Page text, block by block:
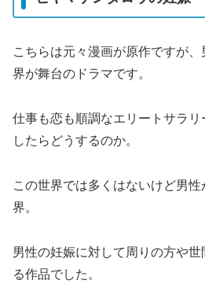
こちらは元々漫画が原作ですが
界が舞台のドラマです。
仕事も恋も順調なエリートサラ
したらどうするのか。
この世界では多くはないけど男
界。
男性の妊娠に対して周りの方や
る作品でした。